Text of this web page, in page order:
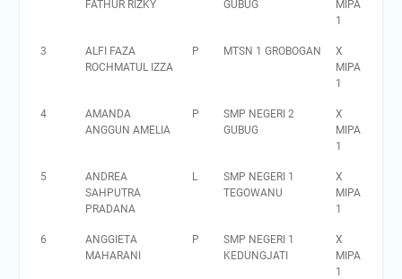
FATHUR RIZKY
GUBUG
MIPA
1
3
ALFI FAZA
ROCHMATUL IZZA
P MTSN 1 GROBOGAN
X
MIPA
1
4
AMANDA
ANGGUN AMELIA
P
SMP NEGERI 2
GUBUG
X
MIPA
1
5
ANDREA
SAHPUTRA
PRADANA
L
SMP NEGERI 1
TEGOWANU
X
MIPA
1
6
ANGGIETA
MAHARANI
P
SMP NEGERI 1
KEDUNGJATI
X
MIPA
1